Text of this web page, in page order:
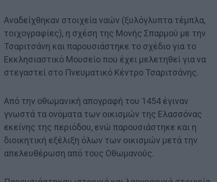
Αναδείχθηκαν στοιχεία ναών (ξυλόγλυπτα τέμπλα,
τοιχογραφίες), η σχέση της Μονής Σπαρμού με την
Τσαριτσάνη και παρουσιάστηκε το σχέδιο για το
Εκκλησιαστικό Μουσείο που έχει μελετηθεί για να
στεγαστεί στο Πνευματικό Κέντρο Τσαριτσάνης.
Από την οθωμανική απογραφή του 1454 έγιναν
γνωστά τα ονόματα των οικισμών της Ελασσόνας
εκείνης της περιόδου, ενώ παρουσιάστηκε και η
διοικητική εξέλιξη όλων των οικισμών μετά την
απελευθέρωση από τους Οθωμανούς.